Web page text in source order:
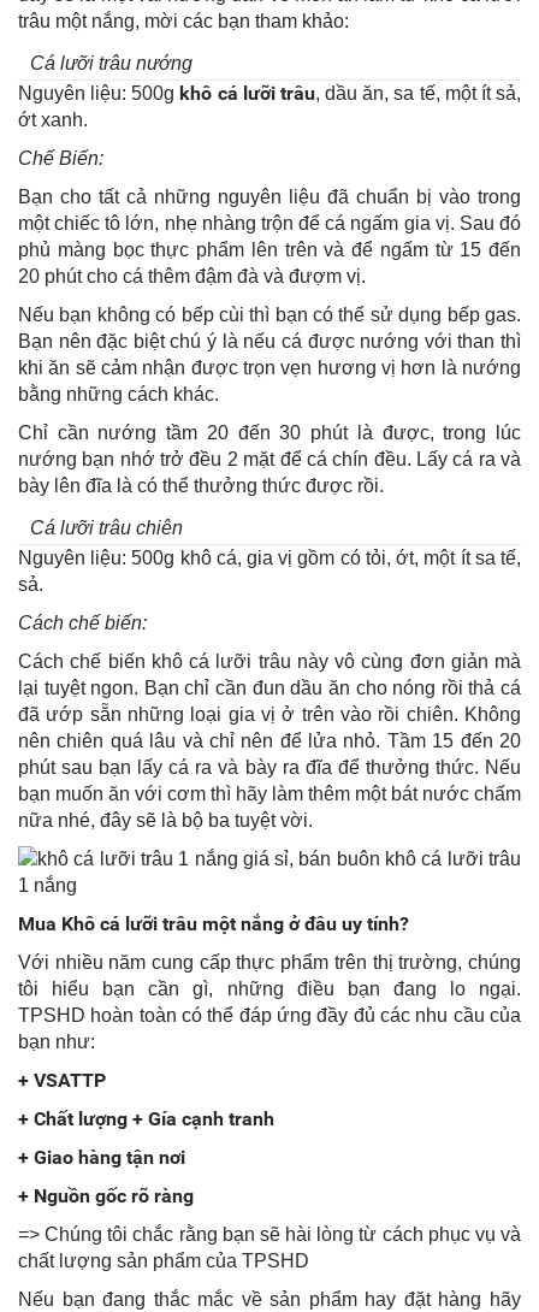
trâu một nắng, mời các bạn tham khảo:
Cá lưỡi trâu nướng
Nguyên liệu: 500g khô cá lưỡi trâu, dầu ăn, sa tế, một ít sả,
ớt xanh.
Chế Biến:
Bạn cho tất cả những nguyên liệu đã chuẩn bị vào trong
một chiếc tô lớn, nhẹ nhàng trộn để cá ngấm gia vị. Sau đó
phủ màng bọc thực phẩm lên trên và để ngấm từ 15 đến
20 phút cho cá thêm đậm đà và đượm vị.
Nếu bạn không có bếp cùi thì bạn có thể sử dụng bếp gas.
Bạn nên đặc biệt chú ý là nếu cá được nướng với than thì
khi ăn sẽ cảm nhận được trọn vẹn hương vị hơn là nướng
bằng những cách khác.
Chỉ cần nướng tầm 20 đến 30 phút là được, trong lúc
nướng bạn nhớ trở đều 2 mặt để cá chín đều. Lấy cá ra và
bày lên đĩa là có thể thưởng thức được rồi.
Cá lưỡi trâu chiên
Nguyên liệu: 500g khô cá, gia vị gồm có tỏi, ớt, một ít sa tế,
sả.
Cách chế biến:
Cách chế biến khô cá lưỡi trâu này vô cùng đơn giản mà
lại tuyệt ngon. Bạn chỉ cần đun dầu ăn cho nóng rồi thả cá
đã ướp sẵn những loại gia vị ở trên vào rồi chiên. Không
nên chiên quá lâu và chỉ nên để lửa nhỏ. Tầm 15 đến 20
phút sau bạn lấy cá ra và bày ra đĩa để thưởng thức. Nếu
bạn muốn ăn với cơm thì hãy làm thêm một bát nước chấm
nữa nhé, đây sẽ là bộ ba tuyệt vời.
Mua Khô cá lưỡi trâu một nắng ở đâu uy tính?
Với nhiều năm cung cấp thực phẩm trên thị trường, chúng
tôi hiểu bạn cần gì, những điều bạn đang lo ngại.
TPSHD hoàn toàn có thể đáp ứng đầy đủ các nhu cầu của
bạn như:
+ VSATTP
+ Chất lượng + Gía cạnh tranh
+ Giao hàng tận nơi
+ Nguồn gốc rõ ràng
=> Chúng tôi chắc rằng bạn sẽ hài lòng từ cách phục vụ và
chất lượng sản phẩm của TPSHD
Nếu bạn đang thắc mắc về sản phẩm hay đặt hàng hãy